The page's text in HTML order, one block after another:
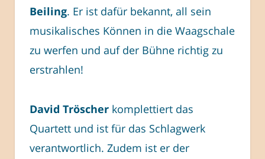
Beiling. Er ist dafür bekannt, all sein
musikalisches Können in die Waagschale
zu werfen und auf der Bühne richtig zu
erstrahlen!
David Tröscher komplettiert das
Quartett und ist für das Schlagwerk
verantwortlich. Zudem ist er der